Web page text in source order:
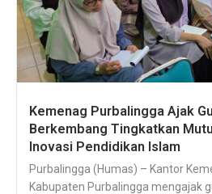
Kemenag Purbalingga Ajak
Berkembang Tingkatkan
Inovasi Pendidikan Islam
Purbalingga (Humas) – Kantor
Kabupaten Purbalingga mengajak